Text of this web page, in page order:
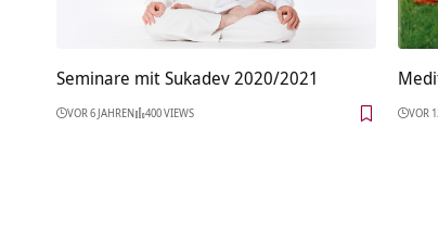
Seminare mit Sukadev 2020/2021
VOR 6 JAHREN 400 VIEWS VOR